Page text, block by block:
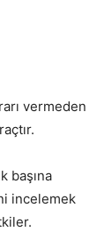
vermeden
başına
incelemek